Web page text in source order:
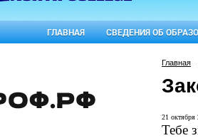
ГЛАВНАЯ СВЕДЕНИЯ ОБ
Главная
21 октября
Тебе